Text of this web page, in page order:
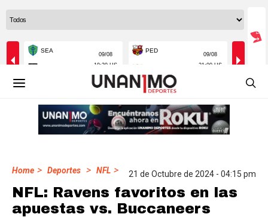
Home > Deportes > NFL > 21 de Octubre de 2024 - 04:15 pm
NFL: Ravens favoritos en las
apuestas vs. Buccaneers